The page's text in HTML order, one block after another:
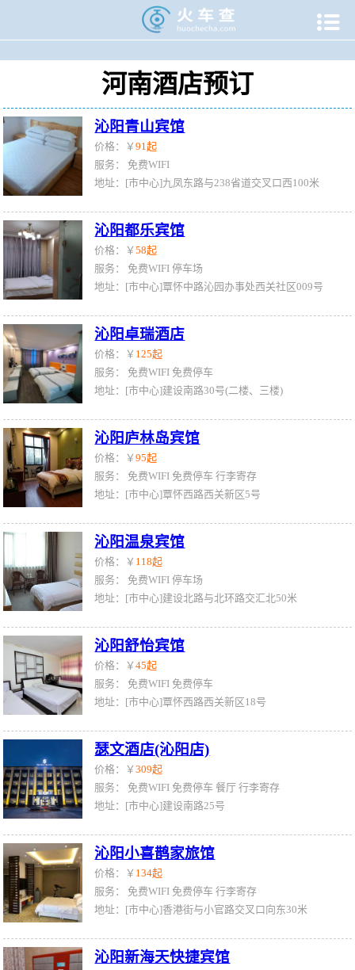

河南酒店预订
沁阳青山宾馆
价格：￥91起
服务： 免费WIFI
地址：[市中心]九凤东路与238省道交叉口西100米
沁阳都乐宾馆
价格：￥58起
服务： 免费WIFI 停车场
地址：[市中心]覃怀中路沁园办事处西关社区009号
沁阳卓瑞酒店
价格：￥ 125起
服务： 免费WIFI 免费停车
地址：[市中心]建设南路30号(二楼、三楼)
沁阳庐林岛宾馆
价格：￥95起
服务： 免费WIFI 免费停车 行李寄存
地址：[市中心]覃怀西路西关新区5号
沁阳温泉宾馆
价格：￥ 118起
服务： 免费WIFI 停车场
地址：[市中心]建设北路与北环路交汇北50米
沁阳舒怡宾馆
价格：￥45起
服务： 免费WIFI 免费停车
地址：[市中心]覃怀西路西关新区18号
瑟文酒店(沁阳店)
价格：￥309起
服务： 免费WIFI 免费停车 餐厅 行李寄存
地址：[市中心]建设南路25号
沁阳小喜鹊家旅馆
价格：￥ 134起
服务： 免费WIFI 免费停车 行李寄存
地址：[市中心]香港街与小官路交叉口向东30米
沁阳新海天快捷宾馆